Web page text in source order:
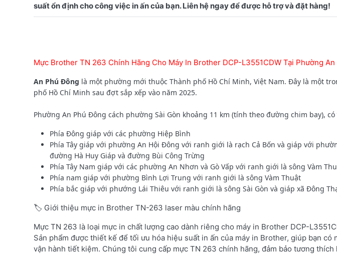
Mực Brother TN 263 Chính Hãng Cho Máy In Brother DCP-L3551CDW Tại Phường
An Phú Đông là một phường mới thuộc Thành phố Hồ Chí Minh, Việt Nam. Đây là một
phố Hồ Chí Minh sau đợt sắp xếp vào năm 2025.
Phường An Phú Đông cách phường Sài Gòn khoảng 11 km (tính theo đường chim bay),
Phía Đông giáp với các phường Hiệp Bình
Phía Tây giáp với phường An Hội Đông với ranh giới là rạch Cả Bốn và giáp với
đường Hà Huy Giáp và đường Bùi Công Trừng
Phía Tây Nam giáp với các phường An Nhơn và Gò Vấp với ranh giới là sông Vàm
Phía nam giáp với phường Bình Lợi Trung với ranh giới là sông Vàm Thuật
Phía bắc giáp với phướng Lái Thiêu với ranh giới là sông Sài Gòn và giáp xã Đông
🏷️ Giới thiệu mực in Brother TN-263 laser màu chính hãng
Mực TN 263 là loại mực in chất lượng cao dành riêng cho máy in Brother DCP-
Sản phẩm được thiết kế để tối ưu hóa hiệu suất in ấn của máy in Brother, giúp bạn
vận hành tiết kiệm. Chúng tôi cung cấp mực TN 263 chính hãng, đảm bảo tương